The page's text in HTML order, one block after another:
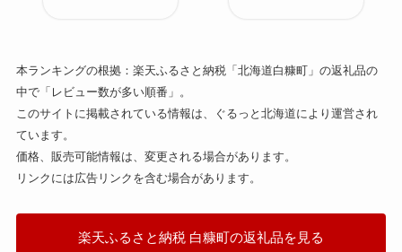
本ランキングの根拠：楽天ふるさと納税「北海道白糠町」の返礼品の
中で「レビュー数が多い順番」。
このサイトに掲載されている情報は、ぐるっと北海道により運営され
ています。
価格、販売可能情報は、変更される場合があります。
リンクには広告リンクを含む場合があります。
楽天ふるさと納税 白糠町の返礼品を見る